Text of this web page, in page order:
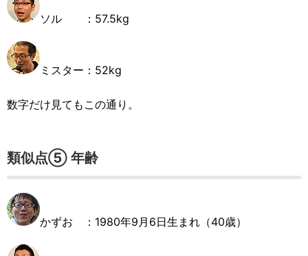
ソル ：57.5kg
ミスター：52kg
数字だけ見てもこの通り。
類似点⑤ 年齢
かずお ：1980年9月6日生まれ（40歳）